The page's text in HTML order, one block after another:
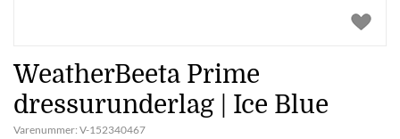
WeatherBeeta Prime
dressurunderlag | Ice Blue
Varenummer: V-152340467